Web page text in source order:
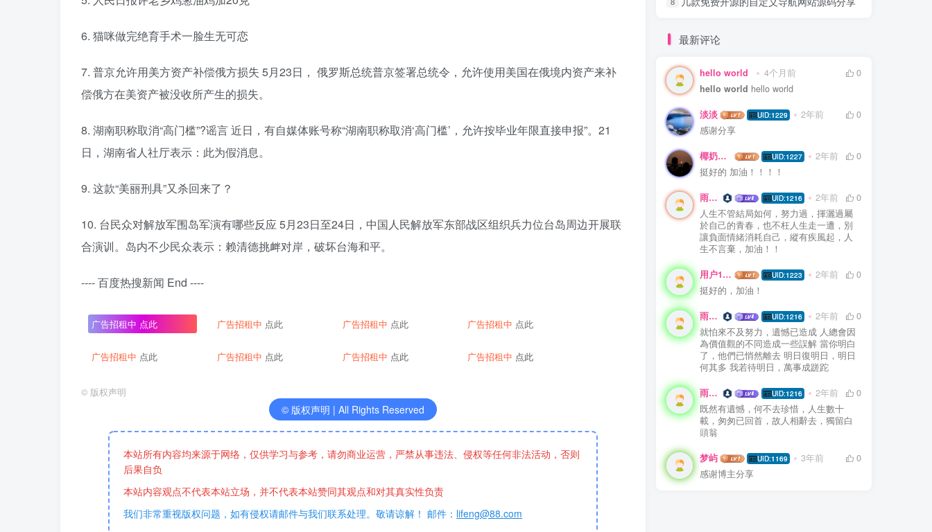
6. 猫咪做完绝育手术一脸生无可恋
7. 普京允许用美方资产补偿俄方损失 5月23日， 俄罗斯总统普京签署总统令，允许使用美国在俄境内资产来补
偿俄方在美资产被没收所产生的损失。
8. 湖南职称取消“高门槛”?谣言 近日，有自媒体账号称“湖南职称取消‘高门槛’，允许按毕业年限直接申报”。21
日，湖南省人社厅表示：此为假消息。
9. 这款“美丽刑具”又杀回来了？
10. 台民众对解放军围岛军演有哪些反应 5月23日至24日，中国人民解放军东部战区组织兵力位台岛周边开展联
合演训。岛内不少民众表示：赖清德挑衅对岸，破坏台海和平。
---- 百度热搜新闻 End ----
广告招租中 点此 广告招租中 点此 广告招租中 点此 广告招租中 点此
广告招租中 点此 广告招租中 点此 广告招租中 点此 广告招租中 点此
© 版权声明
© 版权声明 | All Rights Reserved
本站所有内容均来源于网络，仅供学习与参考，请勿商业运营，严禁从事违法、侵权等任何非法活动，否则
后果自负
本站内容观点不代表本站立场，并不代表本站赞同其观点和对其真实性负责
我们非常重视版权问题，如有侵权请邮件与我们联系处理。敬请谅解！ 邮件： lifeng@88.com
最新评论
hello world 4个月前
0
hello world hello world
淡淡 UID:1229 2年前
0
感谢分享
椰奶燕麦粥 UID:1227 2年前
0
挺好的 加油！！！！
雨精靈 UID:1216 2年前
0
人生不管結局如何，努力過，揮灑過屬
於自己的青春，也不枉人生走一遭，別
讓負面情緒消耗自己，縱有疾風起，人
生不言棄，加油！！
用户19344506 UID:1223 2年前
0
挺好的，加油！
雨精靈 UID:1216 2年前
0
就怕來不及努力，遺憾已造成 人總會因
為價值觀的不同造成一些誤解 當你明白
了，他們已悄然離去 明日復明日，明日
何其多 我若待明日，萬事成蹉跎
雨精靈 UID:1216 2年前
0
既然有遺憾，何不去珍惜，人生數十
載，匆匆已回首，故人相辭去，獨留白
頭翁
梦屿 UID:1169 3年前
0
感谢博主分享